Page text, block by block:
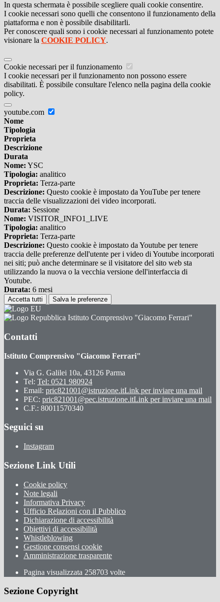
In questa schermata è possibile scegliere quali cookie consentire.
I cookie necessari sono quelli che consentono il funzionamento della
piattaforma e non è possibile disabilitarli.
Per conoscere quali sono i cookie necessari al funzionamento potete
visionare la COOKIE POLICY.
Cookie necessari per il funzionamento
I cookie necessari per il funzionamento non possono essere
disabilitati. È possibile consultare l'elenco nella pagina della cookie
policy.
youtube.com
Nome
Tipologia
Proprieta
Descrizione
Durata
Nome: YSC
Tipologia: analitico
Proprieta: Terza-parte
Descrizione: Questo cookie è impostato da YouTube per tenere
traccia delle visualizzazioni dei video incorporati.
Durata: Sessione
Nome: VISITOR_INFO1_LIVE
Tipologia: analitico
Proprieta: Terza-parte
Descrizione: Questo cookie è impostato da Youtube per tenere
traccia delle preferenze dell'utente per i video di Youtube incorporati
nei siti; può anche determinare se il visitatore del sito web sta
utilizzando la nuova o la vecchia versione dell'interfaccia di
Youtube.
Durata: 6 mesi
Accetta tutti Salva le preferenze
Istituto Comprensivo "Giacomo Ferrari"
Contatti
Istituto Comprensivo "Giacomo Ferrari"
Via G. Galilei 10a, 43126 Parma
Tel: Tel: 0521 980924
Email: pric821001@istruzione.itLink per inviare una mail
PEC: pric821001@pec.istruzione.itLink per inviare una mail
C.F.: 80011570340
Seguici su
Instagram
Sezione Link Utili
Cookie policy
Note legali
Informativa Privacy
Ufficio Relazioni con il Pubblico
Dichiarazione di accessibilità
Obiettivi di accessibilità
Whistleblowing
Gestione consensi cookie
Amministrazione trasparente
Pagina visualizzata 258703 volte
Sezione Copyright